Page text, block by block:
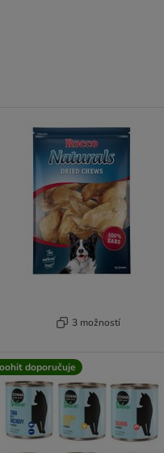
3 možností
doporučuje